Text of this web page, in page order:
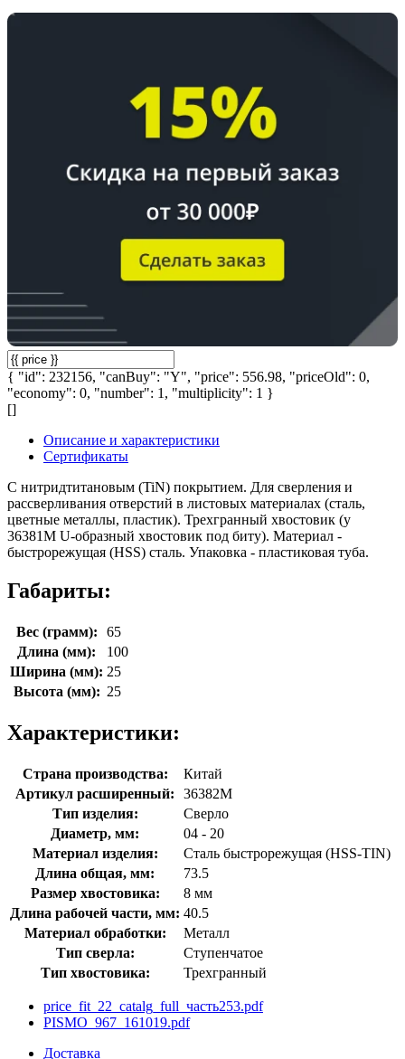
{ "id": 232156, "canBuy": "Y", "price": 556.98, "priceOld": 0,
"economy": 0, "number": 1, "multiplicity": 1 }
[]
Описание и характеристики
Сертификаты
С нитридтитановым (TiN) покрытием. Для сверления и
рассверливания отверстий в листовых материалах (сталь,
цветные металлы, пластик). Трехгранный хвостовик (у
36381М U-образный хвостовик под биту). Материал -
быстрорежущая (HSS) сталь. Упаковка - пластиковая туба.
Габариты:
Вес (грамм):
65
Длина (мм):
100
Ширина (мм): 25
Высота (мм): 25
Характеристики:
Страна производства:
Китай
Артикул расширенный:
36382М
Тип изделия:
Сверло
Диаметр, мм:
04 - 20
Материал изделия:
Сталь быстрорежущая (HSS-TIN)
Длина общая, мм:
73.5
Размер хвостовика:
8 мм
Длина рабочей части, мм: 40.5
Материал обработки:
Металл
Тип сверла:
Ступенчатое
Тип хвостовика:
Трехгранный
price_fit_22_catalg_full_часть253.pdf
PISMO_967_161019.pdf
Доставка